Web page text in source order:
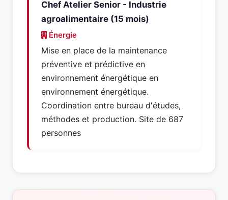
Chef Atelier Senior - Industrie
agroalimentaire (15 mois)
Énergie
Mise en place de la maintenance
préventive et prédictive en
environnement énergétique en
environnement énergétique.
Coordination entre bureau d'études,
méthodes et production. Site de 687
personnes